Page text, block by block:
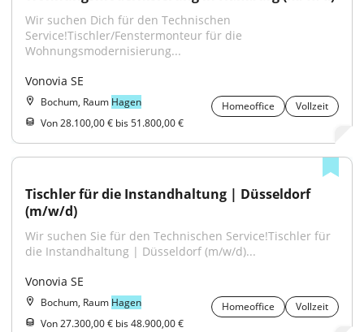
Wir suchen Dich für den Technischen
Service!Tischler/Fenstermonteur für die
Wohnungsmodernisierung...
Vonovia SE
Bochum, Raum Hagen Homeoffice
Vollzeit
Von 28.100,00 € bis 51.800,00 €
Tischler für die Instandhaltung | Düsseldorf
(m/w/d)
Wir suchen Sie für den Technischen Service!Tischler für
die Instandhaltung | Düsseldorf (m/w/d)...
Vonovia SE
Bochum, Raum Hagen Homeoffice
Vollzeit
Von 27.300,00 € bis 48.900,00 €